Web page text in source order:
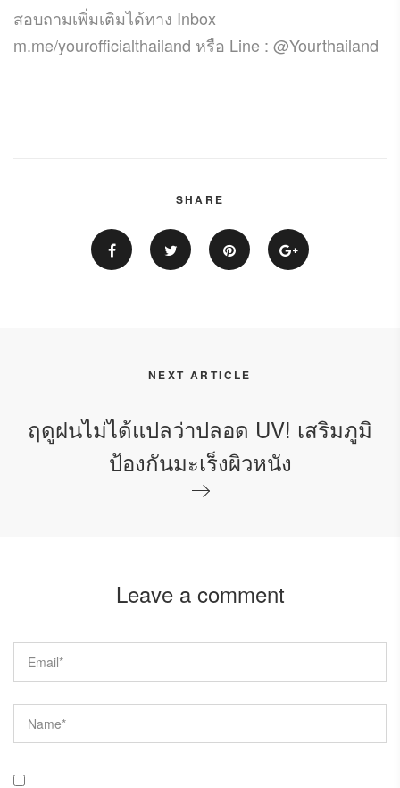
สอบถามเพิ่มเติมได้ทาง Inbox
m.me/yourofficialthailand หรือ Line : @Yourthailand
SHARE
NEXT ARTICLE
ฤดูฝนไม่ได้แปลว่าปลอด UV! เสริมภูมิ
ป้องกันมะเร็งผิวหนัง
Leave a comment